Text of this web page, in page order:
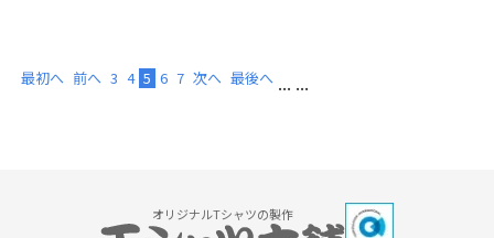
最初へ 前へ ...
3 4 5 6 7 ...
次へ 最後へ
オリジナルTシャツの製作